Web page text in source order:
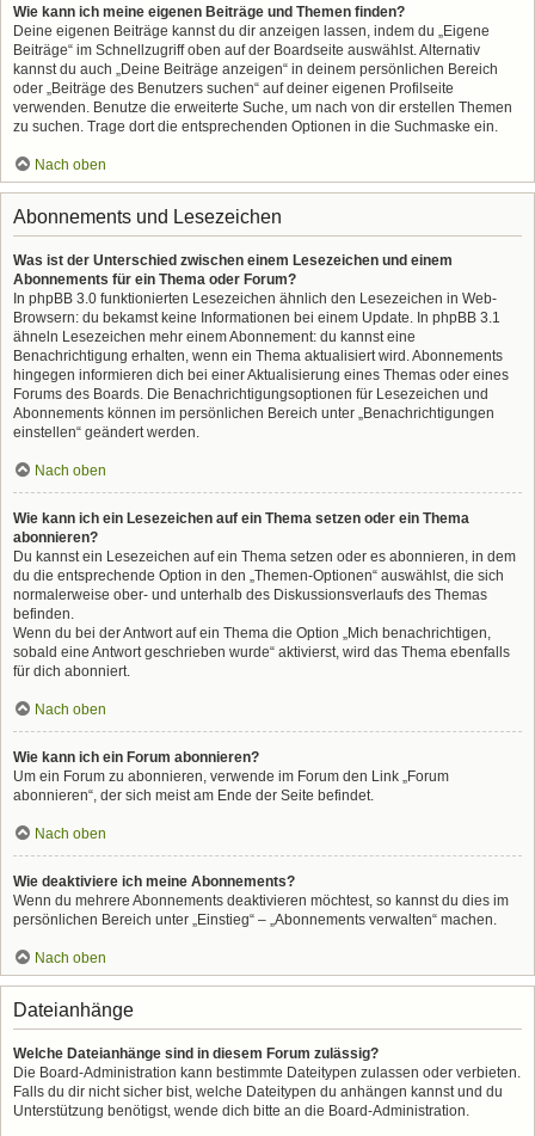
Wie kann ich meine eigenen Beiträge und Themen finden?
Deine eigenen Beiträge kannst du dir anzeigen lassen, indem du „Eigene
Beiträge“ im Schnellzugriff oben auf der Boardseite auswählst. Alternativ
kannst du auch „Deine Beiträge anzeigen“ in deinem persönlichen Bereich
oder „Beiträge des Benutzers suchen“ auf deiner eigenen Profilseite
verwenden. Benutze die erweiterte Suche, um nach von dir erstellen Themen
zu suchen. Trage dort die entsprechenden Optionen in die Suchmaske ein.
Nach oben
Abonnements und Lesezeichen
Was ist der Unterschied zwischen einem Lesezeichen und einem
Abonnements für ein Thema oder Forum?
In phpBB 3.0 funktionierten Lesezeichen ähnlich den Lesezeichen in Web-
Browsern: du bekamst keine Informationen bei einem Update. In phpBB 3.1
ähneln Lesezeichen mehr einem Abonnement: du kannst eine
Benachrichtigung erhalten, wenn ein Thema aktualisiert wird. Abonnements
hingegen informieren dich bei einer Aktualisierung eines Themas oder eines
Forums des Boards. Die Benachrichtigungsoptionen für Lesezeichen und
Abonnements können im persönlichen Bereich unter „Benachrichtigungen
einstellen“ geändert werden.
Nach oben
Wie kann ich ein Lesezeichen auf ein Thema setzen oder ein Thema
abonnieren?
Du kannst ein Lesezeichen auf ein Thema setzen oder es abonnieren, in dem
du die entsprechende Option in den „Themen-Optionen“ auswählst, die sich
normalerweise ober- und unterhalb des Diskussionsverlaufs des Themas
befinden.
Wenn du bei der Antwort auf ein Thema die Option „Mich benachrichtigen,
sobald eine Antwort geschrieben wurde“ aktivierst, wird das Thema ebenfalls
für dich abonniert.
Nach oben
Wie kann ich ein Forum abonnieren?
Um ein Forum zu abonnieren, verwende im Forum den Link „Forum
abonnieren“, der sich meist am Ende der Seite befindet.
Nach oben
Wie deaktiviere ich meine Abonnements?
Wenn du mehrere Abonnements deaktivieren möchtest, so kannst du dies im
persönlichen Bereich unter „Einstieg“ – „Abonnements verwalten“ machen.
Nach oben
Dateianhänge
Welche Dateianhänge sind in diesem Forum zulässig?
Die Board-Administration kann bestimmte Dateitypen zulassen oder verbieten.
Falls du dir nicht sicher bist, welche Dateitypen du anhängen kannst und du
Unterstützung benötigst, wende dich bitte an die Board-Administration.